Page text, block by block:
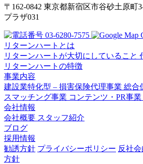
〒162-0842 東京都新宿区市谷砂土原町
プラザ031
03-6280-7575
リターンハートとは
リターンハートが大切にしていること
リターンハートの特徴
事業内容
建設業特化型 – 損害保険代理事業 総合
スマッチング事業 コンテンツ・PR事業
会社情報
会社概要 スタッフ紹介
ブログ
採用情報
勧誘方針 プライバシーポリシー 反社
方針